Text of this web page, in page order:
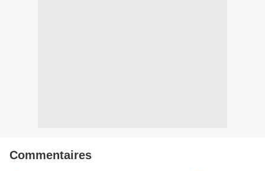
Commentaires